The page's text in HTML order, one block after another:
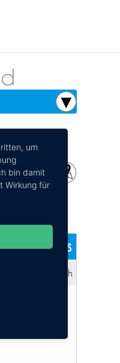
oder
/ Tickets
1h 40m – 3h
um
bin damit
Wirkung für